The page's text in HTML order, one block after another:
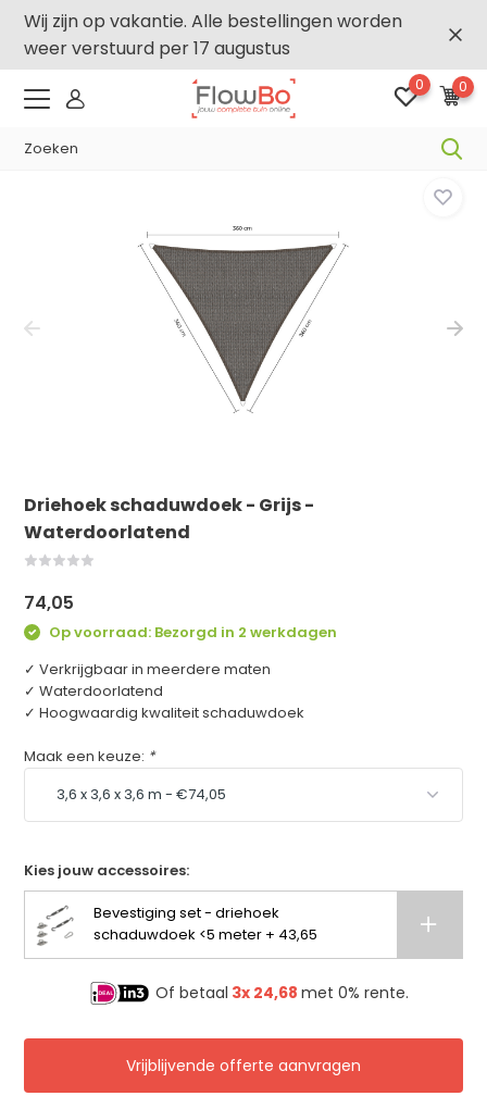
Wij zijn op vakantie. Alle bestellingen worden
weer verstuurd per 17 augustus
0 0
Driehoek schaduwdoek - Grijs -
Waterdoorlatend
74,05
Op voorraad: Bezorgd in 2 werkdagen
✓ Verkrijgbaar in meerdere maten
✓ Waterdoorlatend
✓ Hoogwaardig kwaliteit schaduwdoek
Maak een keuze: *
Kies jouw accessoires:
Bevestiging set - driehoek
schaduwdoek <5 meter + 43,65
Of betaal 3x 24,68 met 0% rente.
Vrijblijvende offerte aanvragen